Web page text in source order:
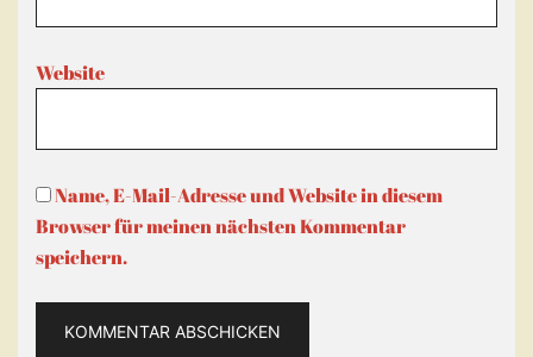
Website
Name, E-Mail-Adresse und Website in diesem
Browser für meinen nächsten Kommentar
speichern.